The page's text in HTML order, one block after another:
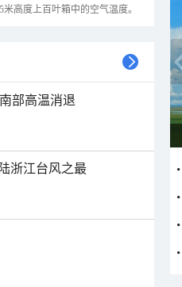
高度上百叶箱中的空气温度。
部高温消退
浙江台风之最